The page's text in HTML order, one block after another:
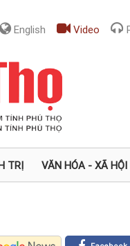
English Video
TRỊ VĂN HÓA - XÃ HỘI